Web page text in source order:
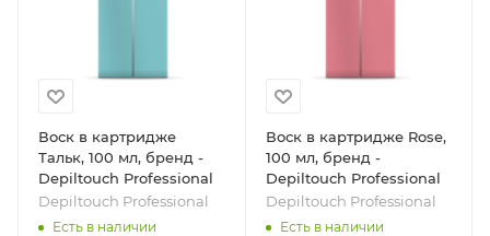
Воск в картридже
Тальк, 100 мл, бренд -
Depiltouch Professional
Depiltouch Professional
Есть в наличии
Воск в картридже Rose,
100 мл, бренд -
Depiltouch Professional
Depiltouch Professional
Есть в наличии